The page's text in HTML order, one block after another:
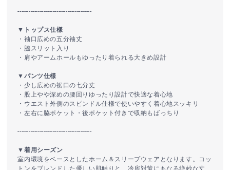
----------------------------------------
▼トップス仕様
・袖口広めの五分袖丈
・脇スリット入り
・肩やアームホールもゆったり着られる大きめ設計
▼パンツ仕様
・少し広めの裾口の七分丈
・股上やや深めの腰回りゆったり設計で快適な着心地
・ウエスト外側のスピンドル仕様で使いやすく着心地スッキリ
・左右に脇ポケット・後ポケット付きで収納もばっちり
----------------------------------------
▼着用シーズン
室内環境をベースとしたホーム＆スリープウェアとなります。コッ